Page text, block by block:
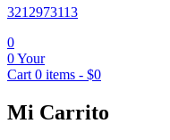
3212973113
0
0Your
Cart 0 items - $0
Mi Carrito